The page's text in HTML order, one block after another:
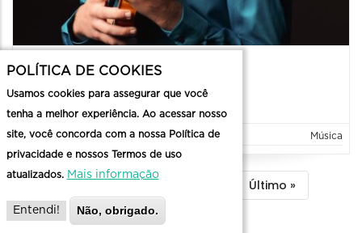
Concerto: Presto e Veloce 6
Concerto Música
Paginação
atual
Busca Busca
…
Última
Último »
POLÍTICA DE COOKIES
Usamos cookies para assegurar que você
tenha a melhor experiência. Ao acessar nosso
site, você concorda com a nossa Política de
privacidade e nossos Termos de uso
atualizados. Mais informação
Entendi! Não, obrigado.